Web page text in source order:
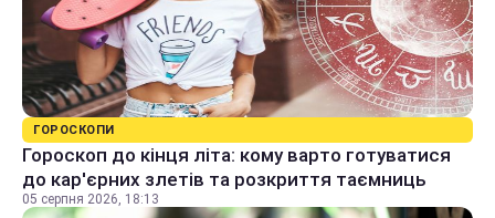
ГОРОСКОПИ
Гороскоп до кінця літа: кому варто готуватися
до кар'єрних злетів та розкриття таємниць
05 серпня 2026, 18:13